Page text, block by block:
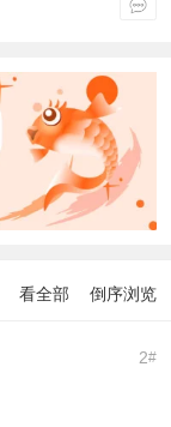
看全部 倒序浏览
2#